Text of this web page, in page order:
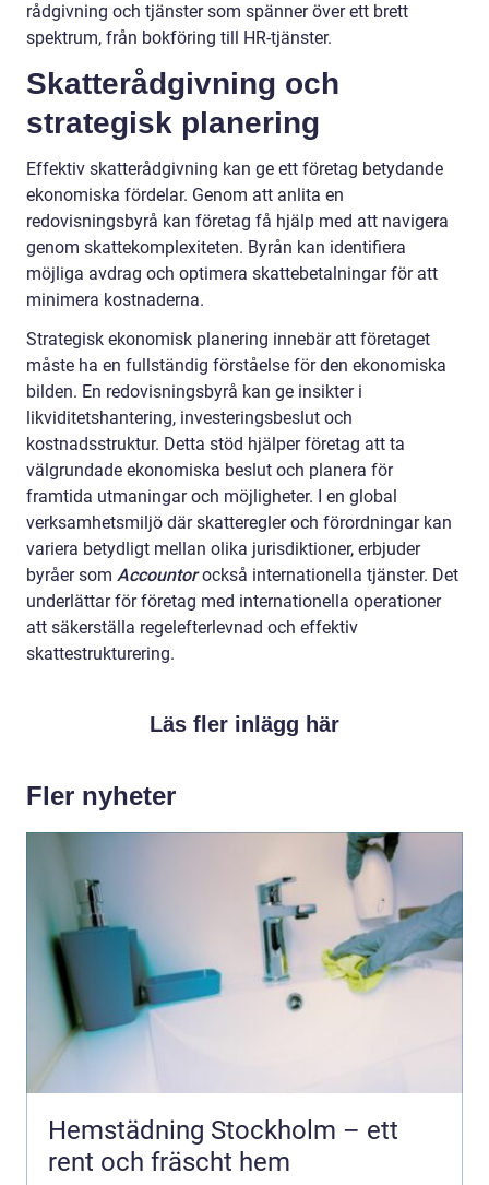
rådgivning och tjänster som spänner över ett brett
spektrum, från bokföring till HR-tjänster.
Skatterådgivning och
strategisk planering
Effektiv skatterådgivning kan ge ett företag betydande
ekonomiska fördelar. Genom att anlita en
redovisningsbyrå kan företag få hjälp med att navigera
genom skattekomplexiteten. Byrån kan identifiera
möjliga avdrag och optimera skattebetalningar för att
minimera kostnaderna.
Strategisk ekonomisk planering innebär att företaget
måste ha en fullständig förståelse för den ekonomiska
bilden. En redovisningsbyrå kan ge insikter i
likviditetshantering, investeringsbeslut och
kostnadsstruktur. Detta stöd hjälper företag att ta
välgrundade ekonomiska beslut och planera för
framtida utmaningar och möjligheter. I en global
verksamhetsmiljö där skatteregler och förordningar kan
variera betydligt mellan olika jurisdiktioner, erbjuder
byråer som Accountor också internationella tjänster. Det
underlättar för företag med internationella operationer
att säkerställa regelefterlevnad och effektiv
skattestrukturering.
Läs fler inlägg här
Fler nyheter
Hemstädning Stockholm – ett
rent och fräscht hem